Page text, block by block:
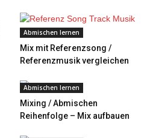
Abmischen lernen
Mix mit Referenzsong /
Referenzmusik vergleichen
Abmischen lernen
Mixing / Abmischen
Reihenfolge – Mix aufbauen